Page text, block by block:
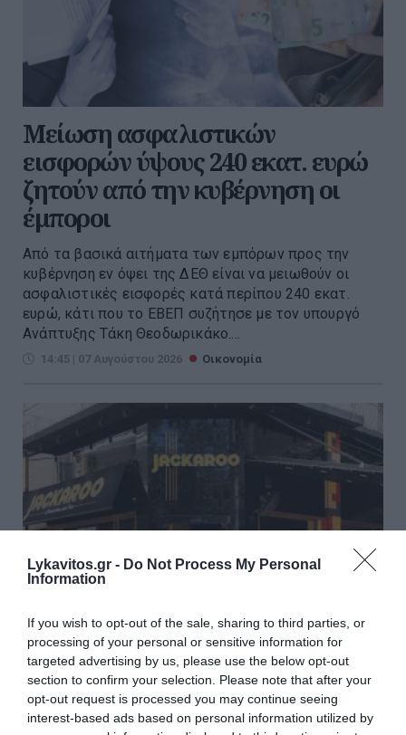
Lykavitos.gr - Do Not Process My Personal
Information
If you wish to opt-out of the sale, sharing to third parties, or
processing of your personal or sensitive information for
targeted advertising by us, please use the below opt-out
section to confirm your selection. Please note that after your
opt-out request is processed you may continue seeing
interest-based ads based on personal information utilized by
Μείωση ασφαλιστικών
εισφορών ύψους 240 εκατ. ευρώ
ζητούν από την κυβέρνηση οι
έμποροι
Από τα βασικά αιτήματα των εμπόρων προς την
κυβέρνηση εν όψει της ΔΕΘ είναι να μειωθούν οι
ασφαλιστικές εισφορές κατά περίπου 240 εκατ.
ευρώ, κάτι που το ΕΒΕΠ συζήτησε με τον υπουργό
Ανάπτυξης Τάκη Θεοδωρικάκο....
14:45 | 07 Αυγούστου 2026 Οικονομία
Jackaroo: Η στρατηγική κίνηση
της Evergood που έφερε τζίρο